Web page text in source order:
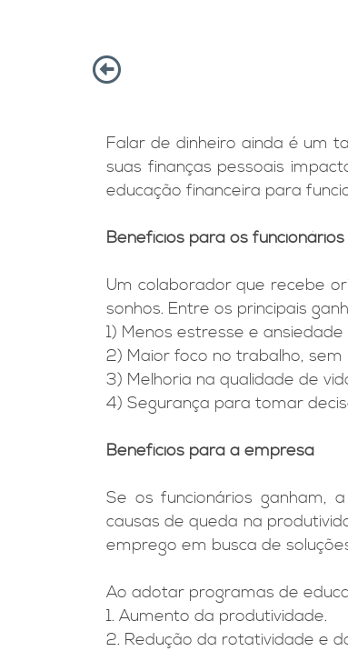
Falar de dinheiro ainda é um
suas finanças pessoais
educação financeira para
Benefícios para os funcionários
Um colaborador que recebe
sonhos. Entre os principais
1) Menos estresse e
2) Maior foco no trabalho,
3) Melhoria na qualidade de
4) Segurança para tomar
Benefícios para a empresa
Se os funcionários ganham,
causas de queda na
emprego em busca de
Ao adotar programas de
1. Aumento da produtividade.
2. Redução da rotatividade e